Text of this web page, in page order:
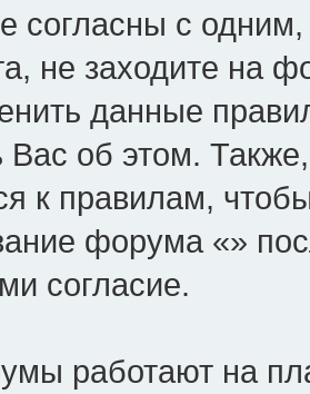
согласны с
не заходите на
данные
Вас об этом.
к правилам,
форума «»
согласие.
работают на